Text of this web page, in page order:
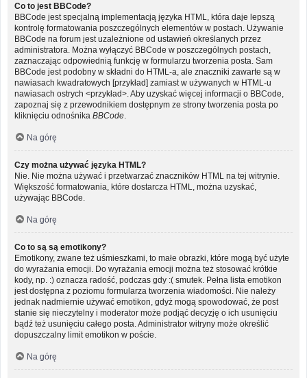
Co to jest BBCode?
BBCode jest specjalną implementacją języka HTML, która daje lepszą
kontrolę formatowania poszczególnych elementów w postach. Używanie
BBCode na forum jest uzależnione od ustawień określanych przez
administratora. Można wyłączyć BBCode w poszczególnych postach,
zaznaczając odpowiednią funkcję w formularzu tworzenia posta. Sam
BBCode jest podobny w składni do HTML-a, ale znaczniki zawarte są w
nawiasach kwadratowych [przykład] zamiast w używanych w HTML-u
nawiasach ostrych <przykład>. Aby uzyskać więcej informacji o BBCode,
zapoznaj się z przewodnikiem dostępnym ze strony tworzenia posta po
kliknięciu odnośnika BBCode
Na górę
Czy można używać języka HTML?
Nie. Nie można używać i przetwarzać znaczników HTML na tej witrynie.
Większość formatowania, które dostarcza HTML, można uzyskać,
używając BBCode.
Na górę
Co to są są emotikony?
Emotikony, zwane też uśmieszkami, to małe obrazki, które mogą być użyte
do wyrażania emocji. Do wyrażania emocji można też stosować krótkie
kody, np. :) oznacza radość, podczas gdy :( smutek. Pełna lista emotikon
jest dostępna z poziomu formularza tworzenia wiadomości. Nie należy
jednak nadmiernie używać emotikon, gdyż mogą spowodować, że post
stanie się nieczytelny i moderator może podjąć decyzję o ich usunięciu
bądź też usunięciu całego posta. Administrator witryny może określić
dopuszczalny limit emotikon w poście.
Na górę